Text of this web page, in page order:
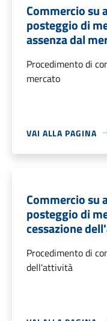
Commercio su
posteggio di
assenza dal
Procedimento di
mercato
VAI ALLA PAGINA
Commercio su
posteggio di
cessazione
Procedimento di
dell'attività